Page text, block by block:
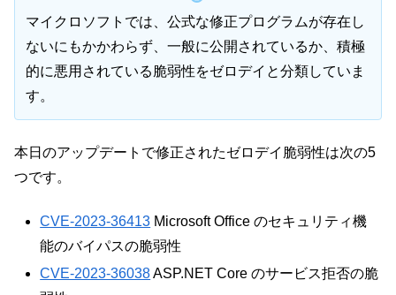
マイクロソフトでは、公式な修正プログラムが存在し
ないにもかかわらず、一般に公開されているか、積極
的に悪用されている脆弱性をゼロデイと分類していま
す。
本日のアップデートで修正されたゼロデイ脆弱性は次の5
つです。
CVE-2023-36413 Microsoft Office のセキュリティ機
能のバイパスの脆弱性
CVE-2023-36038ASP.NET Core のサービス拒否の脆